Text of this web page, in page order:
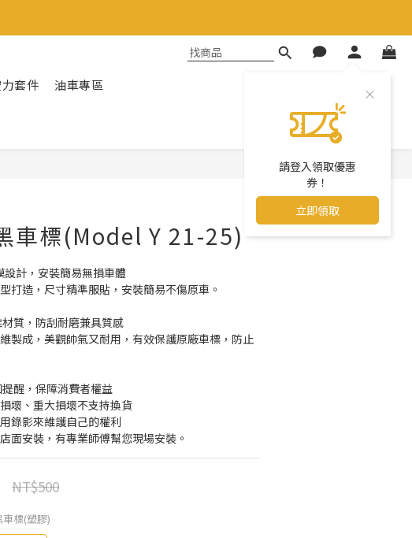
請登入領取優惠
券！
立即領取
套件
油車專區
車標(Model Y 21-25)
計，安裝簡易無損車體
打造，尺寸精準服貼，安裝簡易不傷原車。
質，防刮耐磨兼具質感
製成，美觀帥氣又耐用，有效保護原廠車標，防止
醒，保障消費者權益
壞、重大損壞不支持換貨
錄影來維護自己的權利
面安裝，有專業師傅幫您現場安裝。
NT$500
車標(塑膠)
立即購買